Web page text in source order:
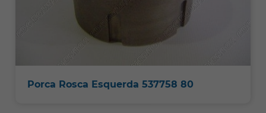
Porca Rosca Esquerda 537758 80